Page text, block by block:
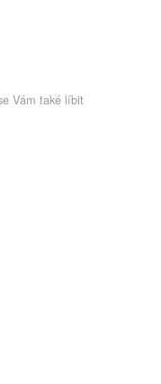
Vám také líbit